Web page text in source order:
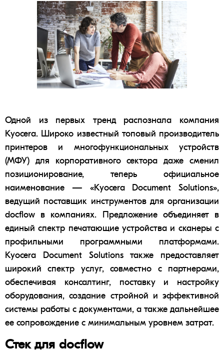
Одной из первых тренд распознала компания
Kyocera. Широко известный топовый производитель
принтеров и многофункциональных устройств
(МФУ) для корпоративного сектора даже сменил
позиционирование, теперь официальное
наименование — «Kyocera Document Solutions»,
ведущий поставщик инструментов для организации
docflow в компаниях. Предложение объединяет в
единый спектр печатающие устройства и сканеры с
профильными программными платформами.
Kyocera Document Solutions также предоставляет
широкий спектр услуг, совместно с партнерами,
обеспечивая консалтинг, поставку и настройку
оборудования, создание стройной и эффективной
системы работы с документами, а также дальнейшее
ее сопровождение с минимальным уровнем затрат.
Стек для docflow